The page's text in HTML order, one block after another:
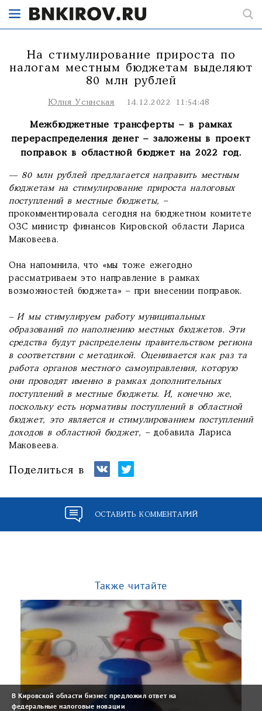
На стимулирование прироста по
налогам местным бюджетам выделяют
80 млн рублей
Юлия Усинская 14.12.2022 11:54:48
Межбюджетные трансферты – в рамках
перераспределения денег – заложены в проект
поправок в областной бюджет на 2022 год.
— 80 млн рублей предлагается направить местным
бюджетам на стимулирование прироста налоговых
поступлений в местные бюджеты, –
прокомментировала сегодня на бюджетном комитете
ОЗС министр финансов Кировской области Лариса
Маковеева.
Она напомнила, что «мы тоже ежегодно
рассматриваем это направление в рамках
возможностей бюджета» – при внесении поправок.
– И мы стимулируем работу муниципальных
образований по наполнению местных бюджетов. Эти
средства будут распределены правительством региона
в соответствии с методикой. Оценивается как раз та
работа органов местного самоуправления, которую
они проводят именно в рамках дополнительных
поступлений в местные бюджеты. И, конечно же,
поскольку есть нормативы поступлений в областной
бюджет, это является и стимулированием поступлений
доходов в областной бюджет,
– добавила Лариса
Маковеева.
Поделиться в
ОСТАВИТЬ КОММЕНТАРИЙ
Также читайте
В Кировской области бизнес предложил ответ на
федеральные налоговые новации